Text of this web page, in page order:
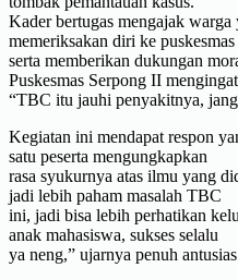
Kader bertugas mengajak
memeriksakan diri ke puskesmas
serta memberikan dukungan
Puskesmas Serpong II
“TBC itu jauhi penyakitnya,
Kegiatan ini mendapat respon
satu peserta mengungkapkan
rasa syukurnya atas ilmu yang
jadi lebih paham masalah TBC
ini, jadi bisa lebih perhatikan
anak mahasiswa, sukses selalu
ya neng,” ujarnya penuh